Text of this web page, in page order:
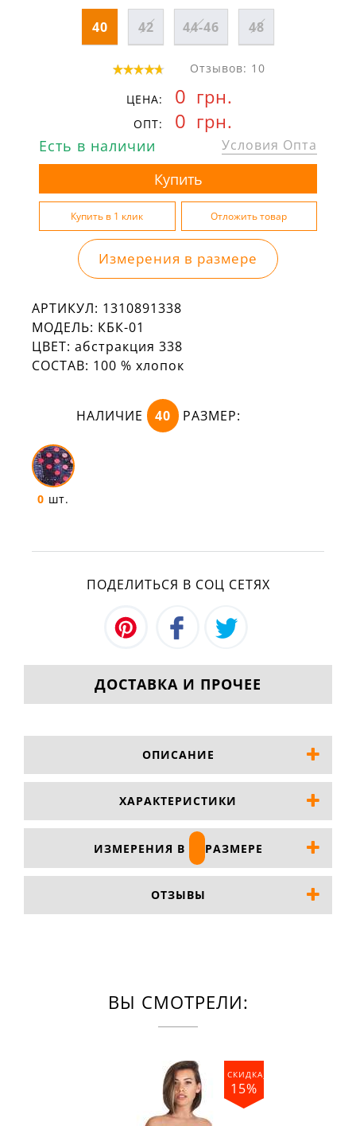
40 42 44-46 48
Отзывов: 10
ЦЕНА: 0 грн.
ОПТ: 0 грн.
Есть в наличии Условия Опта
Измерения в размере
АРТИКУЛ: 1310891338
МОДЕЛЬ: КБК-01
ЦВЕТ: абстракция 338
СОСТАВ: 100 % хлопок
НАЛИЧИЕ 40 РАЗМЕР:
0 шт.
ПОДЕЛИТЬСЯ В СОЦ СЕТЯХ
ДОСТАВКА И ПРОЧЕЕ
ОПИСАНИЕ
ХАРАКТЕРИСТИКИ
ИЗМЕРЕНИЯ В РАЗМЕРЕ
ОТЗЫВЫ
ВЫ СМОТРЕЛИ:
СКИДКА_
15%